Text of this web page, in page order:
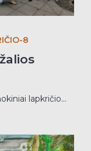
8
lapkričio...